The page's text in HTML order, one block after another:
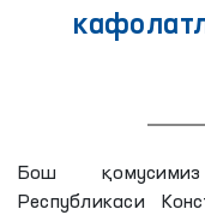
Бош
Республикаси